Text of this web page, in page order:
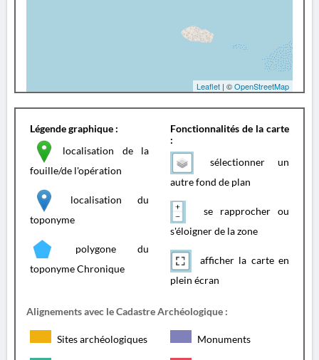
Leaflet | ©OpenStreetMap
Légende graphique :
localisation de la
fouille/de l'opération
localisation du
toponyme
polygone du
toponyme Chronique
Fonctionnalités de la carte
:
sélectionner un
autre fond de plan
se rapprocher ou
s'éloigner de la zone
afficher la carte en
plein écran
Alignements avec le Cadastre Archéologique :
Sites archéologiques Monuments